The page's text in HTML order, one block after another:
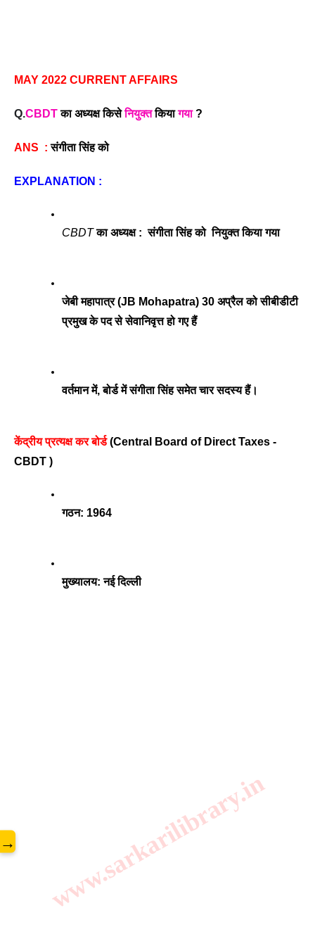
MAY 2022 CURRENT AFFAIRS
Q.CBDT का अध्यक्ष किसे नियुक्त किया गया ?
ANS  : संगीता सिंह को
EXPLANATION :
CBDT का अध्यक्ष :  संगीता सिंह को  नियुक्त किया गया
जेबी महापात्र (JB Mohapatra) 30 अप्रैल को सीबीडीटी
प्रमुख के पद से सेवानिवृत्त हो गए हैं
वर्तमान में, बोर्ड में संगीता सिंह समेत चार सदस्य हैं।
केंद्रीय प्रत्यक्ष कर बोर्ड (Central Board of Direct Taxes -
CBDT )
गठन: 1964
मुख्यालय: नई दिल्ली
www.sarkarilibrary.in
→